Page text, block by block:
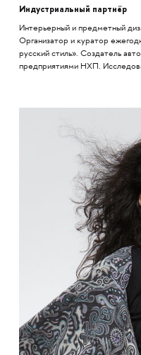
Индустриальный партнёр
Интерьерный и предметный
Организатор и куратор
русский стиль». Создатель
предприятиями НХП.